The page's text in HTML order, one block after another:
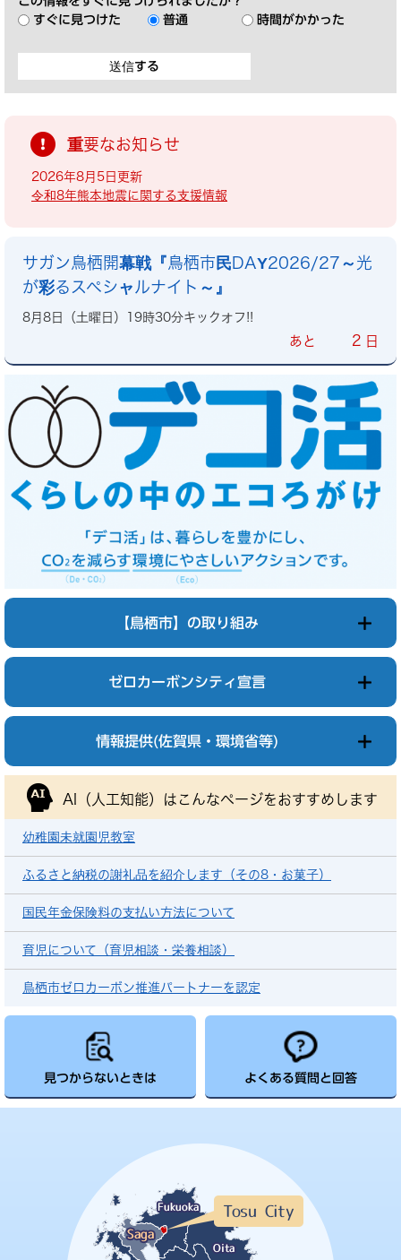
すぐに見つけた
普通 時間がかかった
重要なお知らせ
2026年8月5日更新
令和8年熊本地震に関する支援情報
サガン鳥栖開幕戦『鳥栖市民DAY2026/27～光
が彩るスペシャルナイト～』
8月8日（土曜日）19時30分キックオフ!!
あと 2 日
【鳥栖市】の取り組み
ゼロカーボンシティ宣言
情報提供(佐賀県・環境省等)
AI（人工知能）は こんなページをおすすめします
幼稚園未就園児教室
ふるさと納税の謝礼品を紹介します（その8・お菓子）
国民年金保険料の支払い方法について
育児について（育児相談・栄養相談）
鳥栖市ゼロカーボン推進パートナーを認定
見つからないときは よくある質問と回答